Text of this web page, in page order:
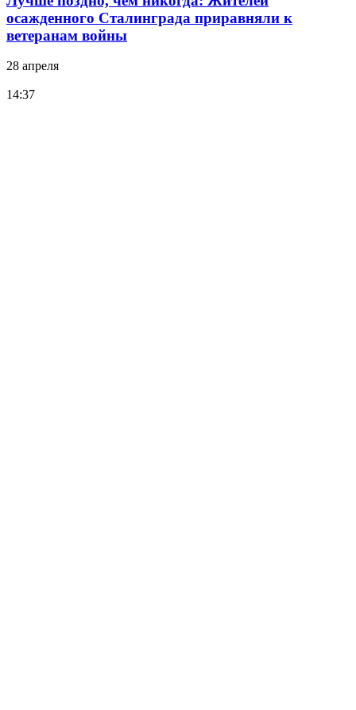
осажденного Сталинграда приравняли к
ветеранам войны
28 апреля
14:37